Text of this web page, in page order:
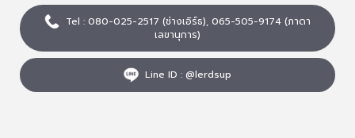
Tel : 080-025-2517 (ช่างเอิร์ธ), 065-505-9174(ภาดา
เลขานุการ)
Line ID : @lerdsup